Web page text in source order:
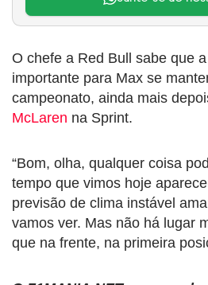
O chefe a Red Bull sabe que
importante para Max se
campeonato, ainda mais
McLaren na Sprint.
“Bom, olha, qualquer coisa
tempo que vimos hoje
previsão de clima instável
vamos ver. Mas não há lugar
que na frente, na primeira